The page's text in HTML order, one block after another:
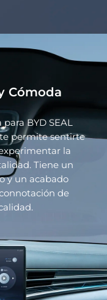
de doble U
BYD Seal están
lados del cofre
la lámpara hay
flotante en
ancho del lente
es una relación
faro crea ojos
puede llamar el
vehículo.
Cómoda
BYD SEAL
permite sentirte
la
Tiene un
y un acabado
de